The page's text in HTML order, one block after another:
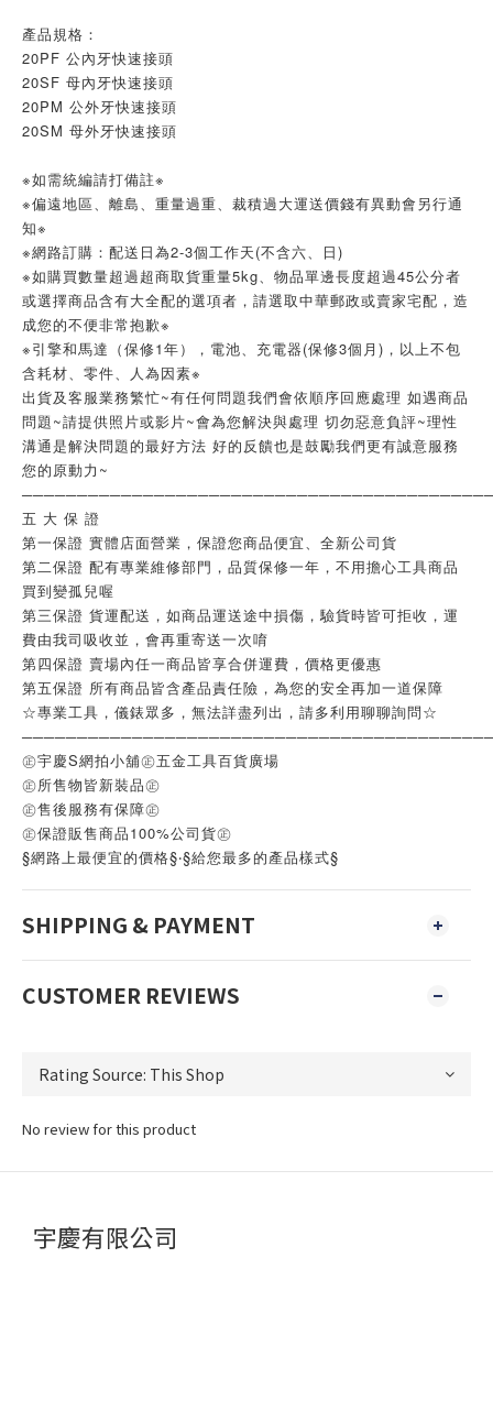
產品規格：
20PF 公內牙快速接頭
20SF 母內牙快速接頭
20PM 公外牙快速接頭
20SM 母外牙快速接頭
※如需統編請打備註※
※偏遠地區、離島、重量過重、裁積過大運送價錢有異動會另行通
知※
※網路訂購：配送日為2-3個工作天(不含六、日)
※如購買數量超過超商取貨重量5kg、物品單邊長度超過45公分者
或選擇商品含有大全配的選項者，請選取中華郵政或賣家宅配，造
成您的不便非常抱歉※
※引擎和馬達（保修1年），電池、充電器(保修3個月)，以上不包
含耗材、零件、人為因素※
出貨及客服業務繁忙~有任何問題我們會依順序回應處理 如遇商品
問題~請提供照片或影片~會為您解決與處理 切勿惡意負評~理性
溝通是解決問題的最好方法 好的反饋也是鼓勵我們更有誠意服務
您的原動力~
五 大 保 證
第一保證 實體店面營業，保證您商品便宜、全新公司貨
第二保證 配有專業維修部門，品質保修一年，不用擔心工具商品
買到變孤兒喔
第三保證 貨運配送，如商品運送途中損傷，驗貨時皆可拒收，運
費由我司吸收並，會再重寄送一次唷
第四保證 賣場內任一商品皆享合併運費，價格更優惠
第五保證 所有商品皆含產品責任險，為您的安全再加一道保障
☆專業工具，儀錶眾多，無法詳盡列出，請多利用聊聊詢問☆
㊣宇慶S網拍小舖㊣五金工具百貨廣場
㊣所售物皆新裝品㊣
㊣售後服務有保障㊣
㊣保證販售商品100%公司貨㊣
§網路上最便宜的價格§‧§給您最多的產品樣式§
SHIPPING & PAYMENT
CUSTOMER REVIEWS
No review for this product
宇慶有限公司